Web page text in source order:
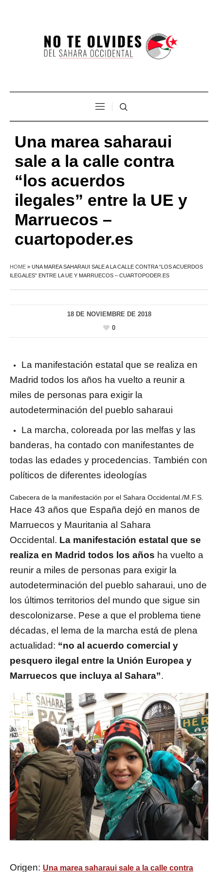
Una marea saharaui
sale a la calle contra
“los acuerdos
ilegales” entre la UE y
Marruecos –
cuartopoder.es
HOME » UNA MAREA SAHARAUI SALE A LA CALLE CONTRA “LOS ACUERDOS
ILEGALES” ENTRE LA UE Y MARRUECOS – CUARTOPODER.ES
18 DE NOVIEMBRE DE 2018
0
La manifestación estatal que se realiza en
Madrid todos los años ha vuelto a reunir a
miles de personas para exigir la
autodeterminación del pueblo saharaui
La marcha, coloreada por las melfas y las
banderas, ha contado con manifestantes de
todas las edades y procedencias. También con
políticos de diferentes ideologías
Cabecera de la manifestación por el Sahara Occidental./M.F.S.
Hace 43 años que España dejó en manos de
Marruecos y Mauritania al Sahara
Occidental. La manifestación estatal que se
realiza en Madrid todos los años ha vuelto a
reunir a miles de personas para exigir la
autodeterminación del pueblo saharaui, uno de
los últimos territorios del mundo que sigue sin
descolonizarse. Pese a que el problema tiene
décadas, el lema de la marcha está de plena
actualidad: “no al acuerdo comercial y
pesquero ilegal entre la Unión Europea y
Marruecos que incluya al Sahara”.
Origen: Una marea saharaui sale a la calle contra